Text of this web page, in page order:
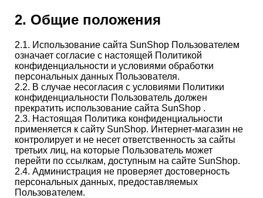
2. Общие положения
2.1. Использование сайта SunShop Пользователем
означает согласие с настоящей Политикой
конфиденциальности и условиями обработки
персональных данных Пользователя.
2.2. В случае несогласия с условиями Политики
конфиденциальности Пользователь должен
прекратить использование сайта SunShop .
2.3. Настоящая Политика конфиденциальности
применяется к сайту SunShop. Интернет-магазин не
контролирует и не несет ответственность за сайты
третьих лиц, на которые Пользователь может
перейти по ссылкам, доступным на сайте SunShop.
2.4. Администрация не проверяет достоверность
персональных данных, предоставляемых
Пользователем.